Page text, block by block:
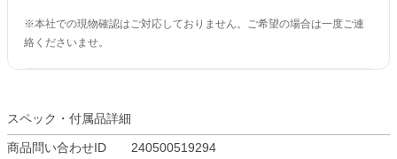
※本社での現物確認はご対応しておりません。ご希望の場合は一度ご連
絡くださいませ。
スペック・付属品詳細
商品問い合わせID
240500519294